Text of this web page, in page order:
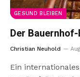
GESUND BLEIBEN
Der
Christian Neuhold
Ein